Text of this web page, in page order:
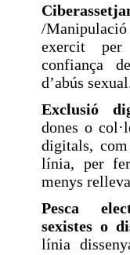
/
exercit
confiança
d’abús
Exclusió
dones o
digitals,
línia, per
menys
Pesca
sexistes o
línia